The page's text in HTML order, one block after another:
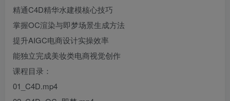
精通C4D精华水建模核心技巧
掌握OC渲染与即梦场景生成方法
提升AIGC电商设计实操效率
能独立完成美妆类电商视觉创作
课程目录：
01_C4D.mp4